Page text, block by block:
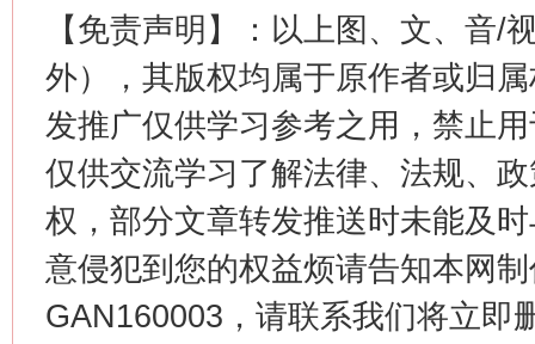
【免责声明】：以上图、文、音/
外），其版权均属于原作者或归
发推广仅供学习参考之用，禁止
仅供交流学习了解法律、法规、
权，部分文章转发推送时未能及
意侵犯到您的权益烦请告知本网
GAN160003，请联系我们将立即
在谋一域中谋全局